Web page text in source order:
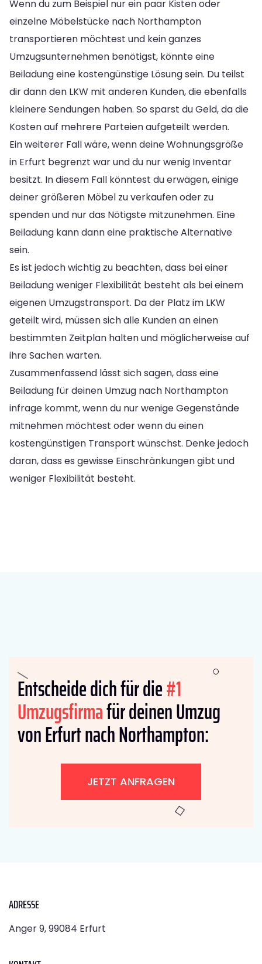
Wenn du zum Beispiel nur ein paar Kisten oder
einzelne Möbelstücke nach Northampton
transportieren möchtest und kein ganzes
Umzugsunternehmen benötigst, könnte eine
Beiladung eine kostengünstige Lösung sein. Du teilst
dir dann den LKW mit anderen Kunden, die ebenfalls
kleinere Sendungen haben. So sparst du Geld, da die
Kosten auf mehrere Parteien aufgeteilt werden.
Ein weiterer Fall wäre, wenn deine Wohnungsgröße
in Erfurt begrenzt war und du nur wenig Inventar
besitzt. In diesem Fall könntest du erwägen, einige
deiner größeren Möbel zu verkaufen oder zu
spenden und nur das Nötigste mitzunehmen. Eine
Beiladung kann dann eine praktische Alternative
sein.
Es ist jedoch wichtig zu beachten, dass bei einer
Beiladung weniger Flexibilität besteht als bei einem
eigenen Umzugstransport. Da der Platz im LKW
geteilt wird, müssen sich alle Kunden an einen
bestimmten Zeitplan halten und möglicherweise auf
ihre Sachen warten.
Zusammenfassend lässt sich sagen, dass eine
Beiladung für deinen Umzug nach Northampton
infrage kommt, wenn du nur wenige Gegenstände
mitnehmen möchtest oder wenn du einen
kostengünstigen Transport wünschst. Denke jedoch
daran, dass es gewisse Einschränkungen gibt und
weniger Flexibilität besteht.
Entscheide dich für die#1
Umzugsfirmafür deinen Umzug
von Erfurt nach Northampton:
JETZT ANFRAGEN
ADRESSE
Anger 9, 99084 Erfurt